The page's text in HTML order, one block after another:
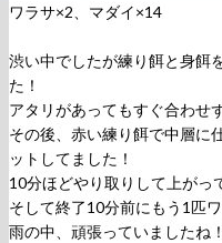
ワラサ×2、マダイ×14
渋い中でしたが練り餌と身餌
た！
アタリがあってもすぐ合わせ
その後、赤い練り餌で中層に
ットしてました！
10分ほどやり取りして上がっ
そして終了10分前にもう1匹
雨の中、頑張っていましたね！